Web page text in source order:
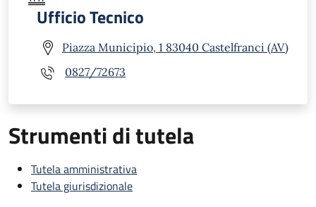
Ufficio Tecnico
Piazza Municipio, 1 83040 Castelfranci (AV)
0827/72673
Strumenti di tutela
Tutela amministrativa
Tutela giurisdizionale